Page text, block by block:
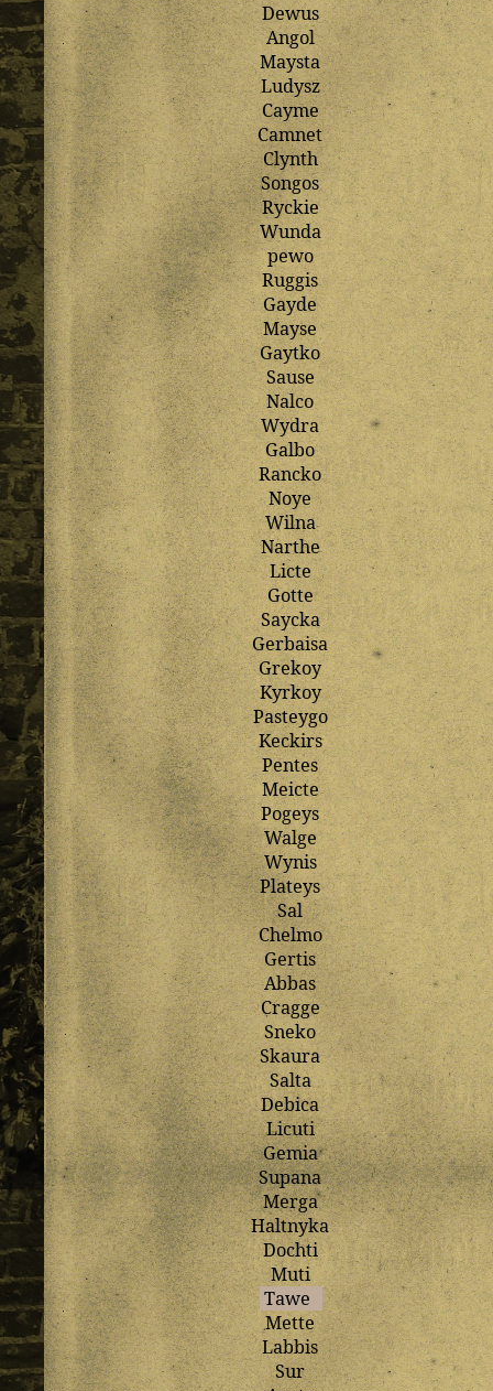
Dewus
Angol
Maysta
Ludysz
Cayme
Camnet
Clynth
Songos
Ryckie
Wunda
pewo
Ruggis
Gayde
Mayse
Gaytko
Sause
Nalco
Wydra
Galbo
Rancko
Noye
Wilna
Narthe
Licte
Gotte
Saycka
Gerbaisa
Grekoy
Kyrkoy
Pasteygo
Keckirs
Pentes
Meicte
Pogeys
Walge
Wynis
Plateys
Sal
Chelmo
Gertis
Abbas
Cragge
Sneko
Skaura
Salta
Debica
Licuti
Gemia
Supana
Merga
Haltnyka
Dochti
Muti
Tawe
Mette
Labbis
Sur